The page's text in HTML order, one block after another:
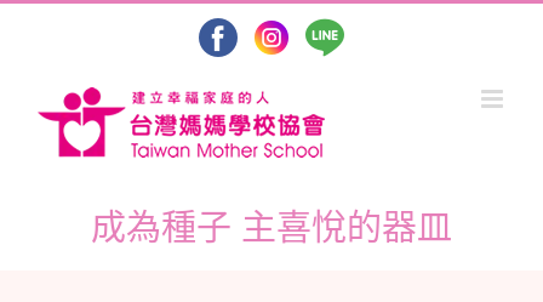
content
成為種子 主喜悅的器皿